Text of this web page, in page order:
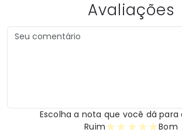
Avaliações
Escolha a nota que você dá para
Ruim
★
★
★
★
★ Bom